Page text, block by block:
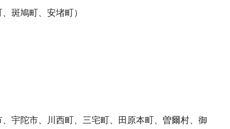
斑鳩町、安堵町）
宇陀市、川西町、三宅町、田原本町、曽爾村、御